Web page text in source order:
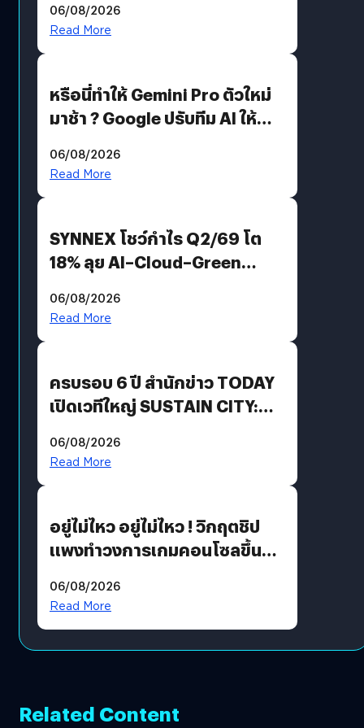
06/08/2026
Read More
หรือนี่ทำให้ Gemini Pro ตัวใหม่
มาช้า ? Google ปรับทีม AI ให้
AGI
06/08/2026
Read More
SYNNEX โชว์กำไร Q2/69 โต
18% ลุย AI–Cloud–Green
Revenue เร่งเครื่อง New
06/08/2026
Read More
ครบรอบ 6 ปี สำนักข่าว TODAY
เปิดเวทีใหญ่ SUSTAIN CITY:
แนวทางปรับตัวสู่เศรษฐกิจสี
06/08/2026
Read More
อยู่ไม่ไหว อยู่ไม่ไหว ! วิกฤตชิป
แพงทำวงการเกมคอนโซลขึ้น
?
06/08/2026
Read More
Related Content